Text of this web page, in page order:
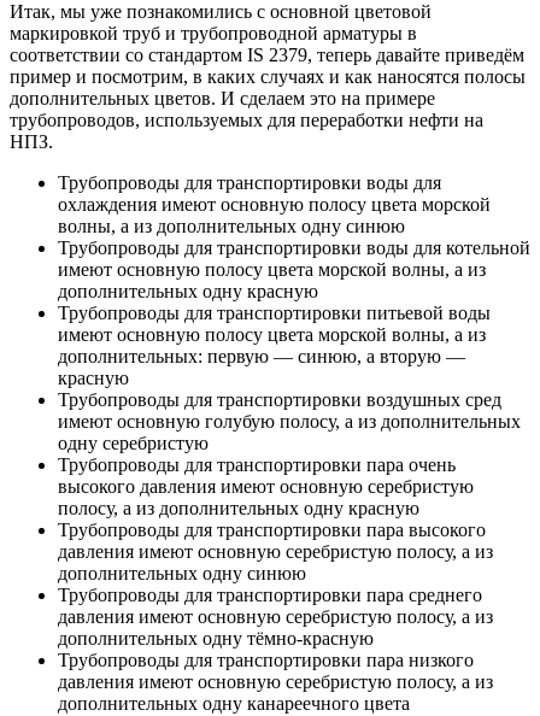
Итак, мы уже познакомились с основной цветовой
маркировкой труб и трубопроводной арматуры в
соответствии со стандартом IS 2379, теперь давайте приведём
пример и посмотрим, в каких случаях и как наносятся полосы
дополнительных цветов. И сделаем это на примере
трубопроводов, используемых для переработки нефти на
НПЗ.
Трубопроводы для транспортировки воды для
охлаждения имеют основную полосу цвета морской
волны, а из дополнительных одну синюю
Трубопроводы для транспортировки воды для котельной
имеют основную полосу цвета морской волны, а из
дополнительных одну красную
Трубопроводы для транспортировки питьевой воды
имеют основную полосу цвета морской волны, а из
дополнительных: первую — синюю, а вторую —
красную
Трубопроводы для транспортировки воздушных сред
имеют основную голубую полосу, а из дополнительных
одну серебристую
Трубопроводы для транспортировки пара очень
высокого давления имеют основную серебристую
полосу, а из дополнительных одну красную
Трубопроводы для транспортировки пара высокого
давления имеют основную серебристую полосу, а из
дополнительных одну синюю
Трубопроводы для транспортировки пара среднего
давления имеют основную серебристую полосу, а из
дополнительных одну тёмно-красную
Трубопроводы для транспортировки пара низкого
давления имеют основную серебристую полосу, а из
дополнительных одну канареечного цвета